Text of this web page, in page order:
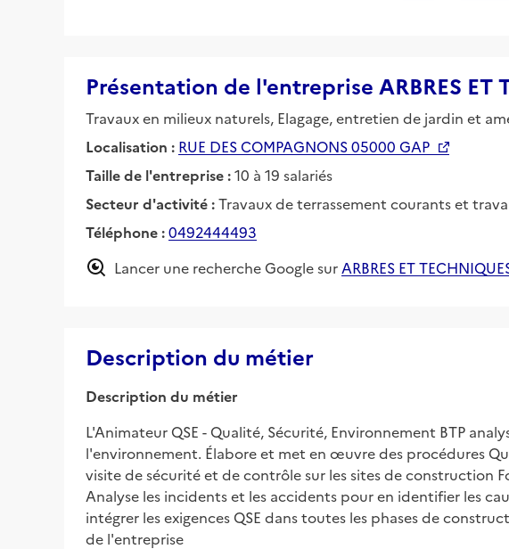
Présentation de l'entreprise ARBRES ET
Travaux en milieux naturels, Elagage, entretien de jardin et
Localisation : RUE DES COMPAGNONS 05000 GAP
Taille de l'entreprise :10 à 19 salariés
Secteur d'activité :Travaux de terrassement courants et
Téléphone :0492444493
Lancer une recherche Google sur ARBRES ET
Description du métier
Description du métier
L'Animateur QSE - Qualité, Sécurité, Environnement BTP
l'environnement. Élabore et met en œuvre des procédures
visite de sécurité et de contrôle sur les sites de construction
Analyse les incidents et les accidents pour en identifier les
intégrer les exigences QSE dans toutes les phases de
de l'entreprise